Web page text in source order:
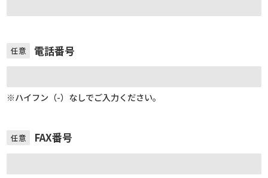
任意 電話番号
※ハイフン（-）なしでご入力ください。
任意 FAX番号